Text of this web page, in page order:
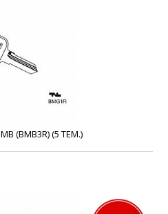
(BMB3R) (5 ΤΕΜ.)